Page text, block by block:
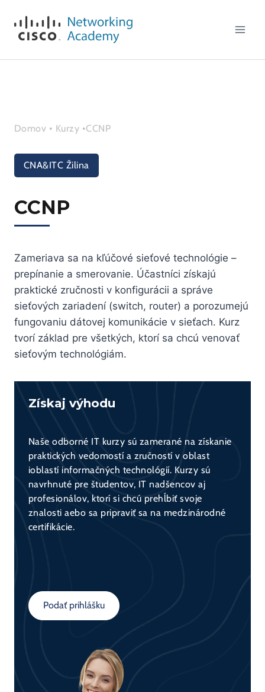
content
Domov • Kurzy •CCNP
CNA&ITC Žilina
CCNP
Zameriava sa na kľúčové sieťové technológie –
prepínanie a smerovanie. Účastníci získajú
praktické zručnosti v konfigurácii a správe
sieťových zariadení (switch, router) a porozumejú
fungovaniu dátovej komunikácie v sieťach. Kurz
tvorí základ pre všetkých, ktorí sa chcú venovať
sieťovým technológiám.
Získaj výhodu
Naše odborné IT kurzy sú zamerané na získanie
praktických vedomostí a zručností v oblast
ioblastí informačných technológií. Kurzy sú
navrhnuté pre študentov, IT nadšencov aj
profesionálov, ktorí si chcú prehĺbiť svoje
znalosti aebo sa pripraviť sa na medzinárodné
certifikácie.
Podať prihlášku